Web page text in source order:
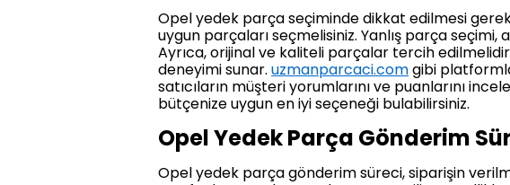
Opel yedek parça seçiminde dikkat edilmesi
uygun parçaları seçmelisiniz. Yanlış parça
Ayrıca, orijinal ve kaliteli parçalar tercih
deneyimi sunar. uzmanparcaci.comgibi
satıcıların müşteri yorumlarını ve puanlarını
bütçenize uygun en iyi seçeneği bulabilirsiniz.
Opel Yedek Parça Gönderim
Opel yedek parça gönderim süreci, siparişin